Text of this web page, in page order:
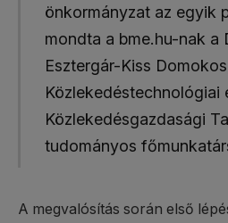
önkormányzat az egyik
mondta a bme.hu-nak a
Esztergár-Kiss
Közlekedéstechnológiai
Közlekedésgazdasági
tudományos
A megvalósítás során első